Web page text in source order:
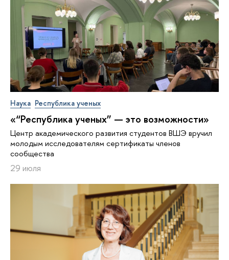
Наука Республика ученых
«“Республика ученых” — это возможности»
Центр академического развития студентов ВШЭ вручил
молодым исследователям сертификаты членов
сообщества
29 июля